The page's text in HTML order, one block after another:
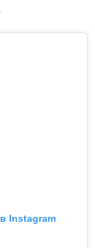
Instagram